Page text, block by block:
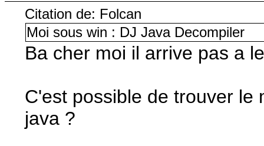
Citation de: Folcan
Moi sous win : DJ Java Decompiler
Ba cher moi il arrive pas a
C'est possible de trouver le
java ?